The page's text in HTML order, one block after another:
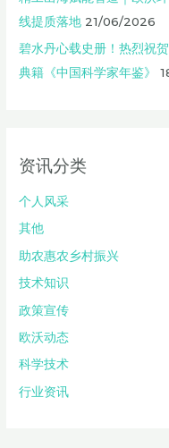
线提质落地 21/06/2026
碧水丹心载史册！热烈祝
典籍《中国科学家年鉴》
资讯分类
个人风采
其他
助农惠农乡村振兴
技术知识
政策宣传
欧沃动态
科学技术
行业资讯